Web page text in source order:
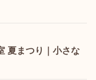
夏まつり｜小さな